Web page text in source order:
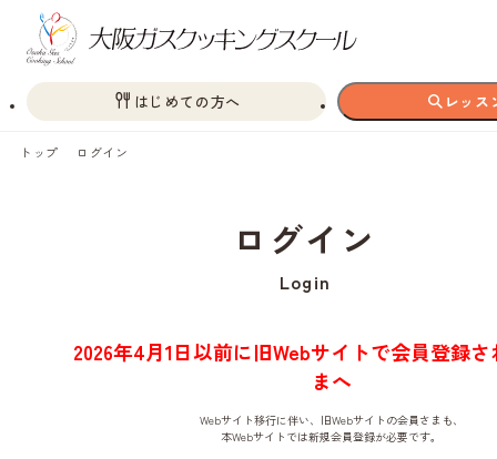
はじめての方へ レッス
トップ ログイン
ログイン
Login
2026年4月1日以前に旧Webサイトで会員登録
まへ
Webサイト移行に伴い、旧Webサイトの会員さまも、
本Webサイトでは新規会員登録が必要です。